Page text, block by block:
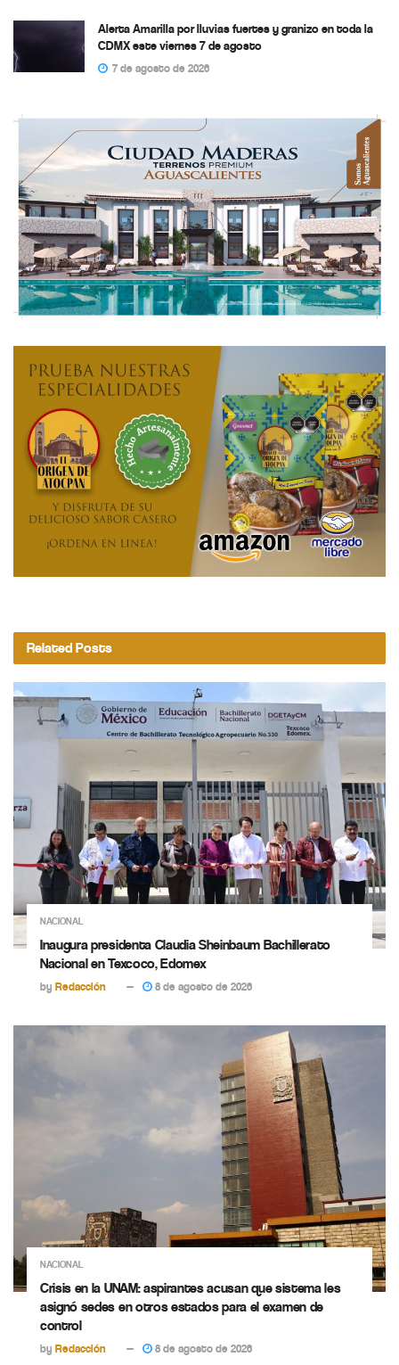
Alerta Amarilla por lluvias fuertes y granizo en toda la
CDMX este viernes 7 de agosto
7 de agosto de 2026
Related Posts
NACIONAL
Inaugura presidenta Claudia Sheinbaum Bachillerato
Nacional en Texcoco, Edomex
by Redacción 8 de agosto de 2026
NACIONAL
Crisis en la UNAM: aspirantes acusan que sistema les
asignó sedes en otros estados para el examen de
control
by Redacción 8 de agosto de 2026